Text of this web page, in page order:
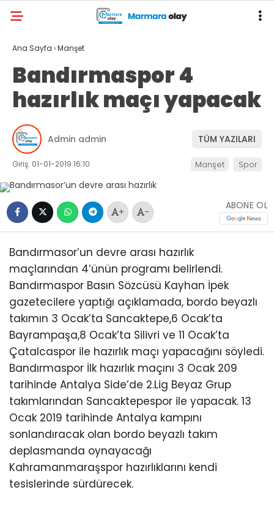
Ana Sayfa ›Manşet
Bandırmaspor 4
hazırlık maçı yapacak
Admin admin TÜM YAZILARI
Giriş: 01-01-2019 16:10 Manşet Spor
+ -
ABONE OL
Bandırmasor’un devre arası hazırlık
maçlarından 4’ünün programı belirlendi.
Bandırmaspor Basın Sözcüsü Kayhan İpek
gazetecilere yaptığı açıklamada, bordo beyazlı
takımın 3 Ocak’ta Sancaktepe,6 Ocak’ta
Bayrampaşa,8 Ocak’ta Silivri ve 11 Ocak’ta
Çatalcaspor ile hazırlık maçı yapacağını söyledi.
Bandırmaspor İlk hazırlık maçını 3 Ocak 209
tarihinde Antalya Side’de 2.Lig Beyaz Grup
takımlarından Sancaktepespor ile yapacak. 13
Ocak 2019 tarihinde Antalya kampını
sonlandıracak olan bordo beyazlı takım
deplasmanda oynayacağı
Kahramanmaraşspor hazırlıklarını kendi
tesislerinde sürdürecek.